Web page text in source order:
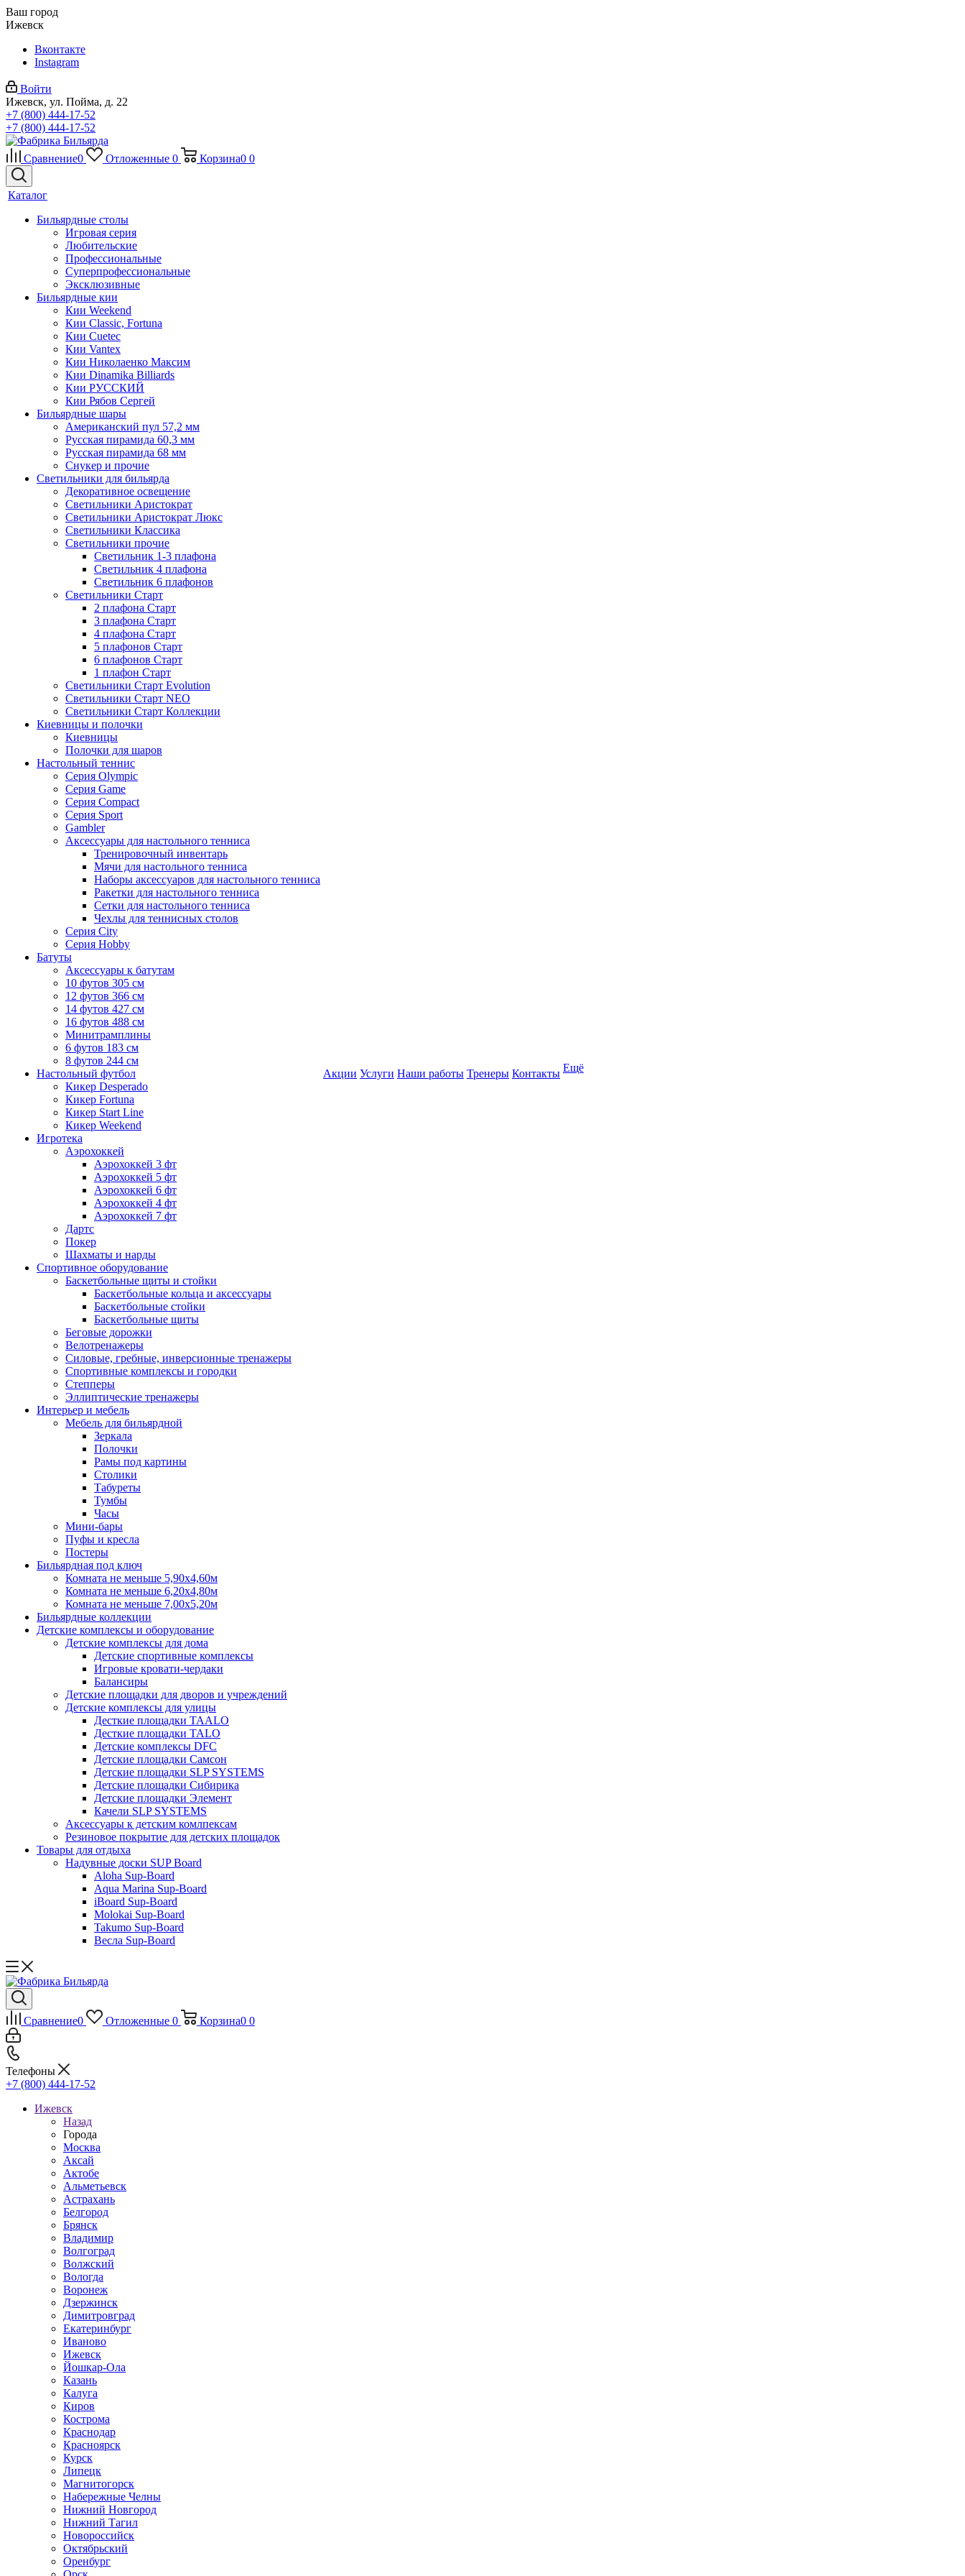
Ваш город
Ижевск
Вконтакте
Instagram
Войти
Ижевск, ул. Пойма, д. 22
+7 (800) 444-17-52
+7 (800) 444-17-52
Сравнение0 Отложенные 0 Корзина0 0
Каталог
Бильярдные столы
Игровая серия
Любительские
Профессиональные
Суперпрофессиональные
Эксклюзивные
Бильярдные кии
Кии Weekend
Кии Classic, Fortuna
Кии Cuetec
Кии Vantex
Кии Николаенко Максим
Кии Dinamika Billiards
Кии РУССКИЙ
Кии Рябов Сергей
Бильярдные шары
Американский пул 57,2 мм
Русская пирамида 60,3 мм
Русская пирамида 68 мм
Снукер и прочие
Светильники для бильярда
Декоративное освещение
Светильники Аристократ
Светильники Аристократ Люкс
Светильники Классика
Светильники прочие
Светильник 1-3 плафона
Светильник 4 плафона
Светильник 6 плафонов
Светильники Старт
2 плафона Старт
3 плафона Старт
4 плафона Старт
5 плафонов Старт
6 плафонов Старт
1 плафон Старт
Светильники Старт Evolution
Светильники Старт NEO
Светильники Старт Коллекции
Киевницы и полочки
Киевницы
Полочки для шаров
Настольный теннис
Серия Olympic
Серия Game
Серия Compact
Серия Sport
Gambler
Аксессуары для настольного тенниса
Тренировочный инвентарь
Мячи для настольного тенниса
Наборы аксессуаров для настольного тенниса
Ракетки для настольного тенниса
Сетки для настольного тенниса
Чехлы для теннисных столов
Серия City
Серия Hobby
Батуты
Аксессуары к батутам
10 футов 305 см
12 футов 366 см
14 футов 427 см
16 футов 488 см
Минитрамплины
6 футов 183 см
8 футов 244 см
Настольный футбол
Кикер Desperado
Кикер Fortuna
Кикер Start Line
Кикер Weekend
Игротека
Аэрохоккей
Аэрохоккей 3 фт
Аэрохоккей 5 фт
Аэрохоккей 6 фт
Аэрохоккей 4 фт
Аэрохоккей 7 фт
Дартс
Покер
Шахматы и нарды
Спортивное оборудование
Баскетбольные щиты и стойки
Баскетбольные кольца и аксессуары
Баскетбольные стойки
Баскетбольные щиты
Беговые дорожки
Велотренажеры
Силовые, гребные, инверсионные тренажеры
Спортивные комплексы и городки
Степперы
Эллиптические тренажеры
Интерьер и мебель
Мебель для бильярдной
Зеркала
Полочки
Рамы под картины
Столики
Табуреты
Тумбы
Часы
Мини-бары
Пуфы и кресла
Постеры
Бильярдная под ключ
Комната не меньше 5,90х4,60м
Комната не меньше 6,20х4,80м
Комната не меньше 7,00х5,20м
Бильярдные коллекции
Детские комплексы и оборудование
Детские комплексы для дома
Детские спортивные комплексы
Игровые кровати-чердаки
Балансиры
Детские площадки для дворов и учреждений
Детские комплексы для улицы
Десткие площадки TAALO
Десткие площадки TALO
Детские комплексы DFC
Детские площадки Самсон
Детские площадки SLP SYSTEMS
Детские площадки Сибирика
Детские площадки Элемент
Качели SLP SYSTEMS
Аксессуары к детским комлпексам
Резиновое покрытие для детских площадок
Товары для отдыха
Надувные доски SUP Board
Aloha Sup-Board
Aqua Marina Sup-Board
iBoard Sup-Board
Molokai Sup-Board
Takumo Sup-Board
Весла Sup-Board
Акции Услуги Наши работы Тренеры Контакты Ещё
Сравнение0 Отложенные 0 Корзина0 0
Телефоны
+7 (800) 444-17-52
Ижевск
Назад
Города
Москва
Аксай
Актобе
Альметьевск
Астрахань
Белгород
Брянск
Владимир
Волгоград
Волжский
Вологда
Воронеж
Дзержинск
Димитровград
Екатеринбург
Иваново
Ижевск
Йошкар-Ола
Казань
Калуга
Киров
Кострома
Краснодар
Красноярск
Курск
Липецк
Магнитогорск
Набережные Челны
Нижний Новгород
Нижний Тагил
Новороссийск
Октябрьский
Оренбург